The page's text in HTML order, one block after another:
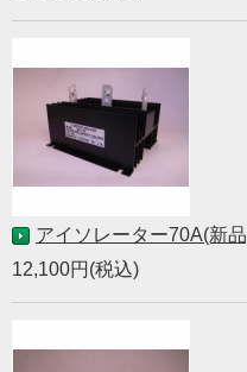
アイソレーター70A(新
12,100円(税込)